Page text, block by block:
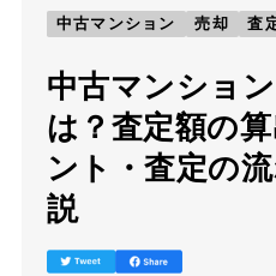
中古マンション
売却 査
中古マンショ
は？査定額の
ント・査定の
説